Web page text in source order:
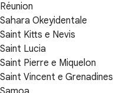
Réunion
Sahara Okeyidentale
Saint Kitts e Nevis
Saint Lucia
Saint Pierre e Miquelon
Saint Vincent e Grenadines